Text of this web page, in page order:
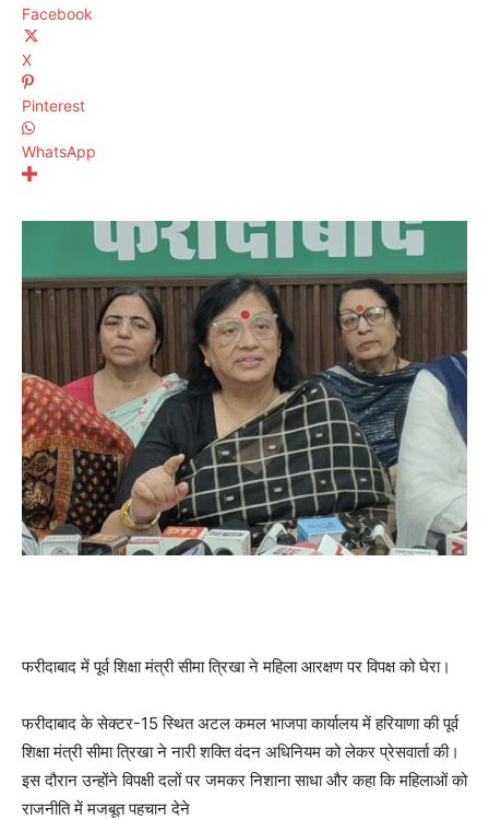
Facebook
X
Pinterest
WhatsApp
फरीदाबाद में पूर्व शिक्षा मंत्री सीमा त्रिखा ने महिला आरक्षण पर विपक्ष को घेरा।
फरीदाबाद के सेक्टर-15 स्थित अटल कमल भाजपा कार्यालय में हरियाणा की पूर्व
शिक्षा मंत्री सीमा त्रिखा ने नारी शक्ति वंदन अधिनियम को लेकर प्रेसवार्ता की।
इस दौरान उन्होंने विपक्षी दलों पर जमकर निशाना साधा और कहा कि महिलाओं को
राजनीति में मजबूत पहचान देने